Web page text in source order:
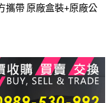
攜帶 原廠盒裝+原廠公